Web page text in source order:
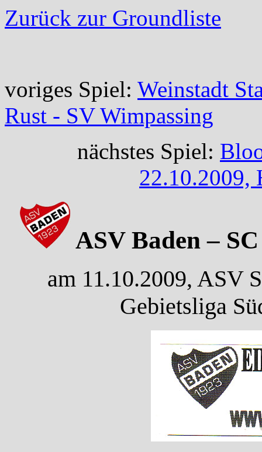
Zurück zur Groundliste
voriges Spiel: Weinstadt
Rust - SV Wimpassing
nächstes Spiel:
22.10.2009,
ASV Baden –
am 11.10.2009, ASV
Gebietsliga